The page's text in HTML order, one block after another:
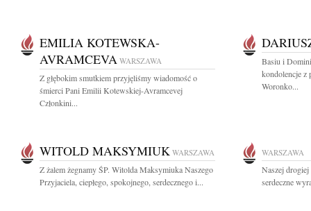
EMILIA KOTEWSKA-
AVRAMCEVA WARSZAWA
Z głębokim smutkiem przyjęliśmy wiadomość o
śmierci Pani Emilii Kotewskiej-Avramcevej
Członkini...
Basiu i
kondolencje z
Woronko...
WITOLD MAKSYMIUK WARSZAWA
Z żalem żegnamy ŚP. Witolda Maksymiuka Naszego
Przyjaciela, ciepłego, spokojnego, serdecznego i...
WARSZAWA
Naszej
serdeczne